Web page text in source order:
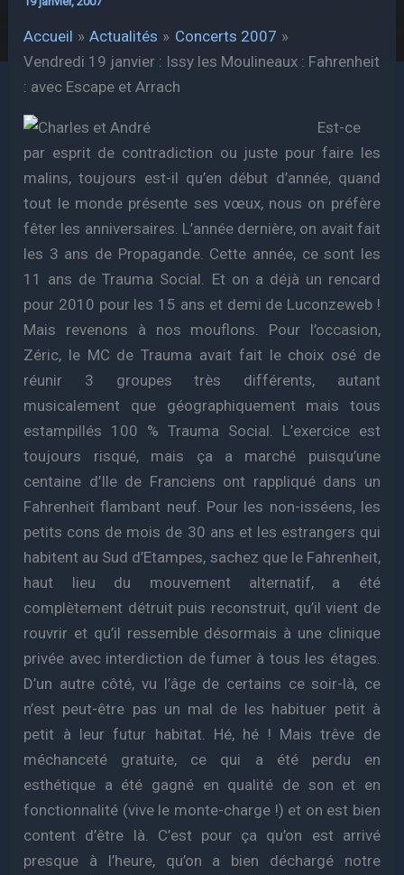
Accueil Actualités
Concerts 2007
Vendredi 19 janvier : Issy les Moulineaux : Fahrenheit
: avec Escape et Arrach
Est-ce
par esprit de contradiction ou juste pour faire les
malins, toujours est-il qu’en début d’année, quand
tout le monde présente ses vœux, nous on préfère
fêter les anniversaires. L’année dernière, on avait fait
les 3 ans de Propagande. Cette année, ce sont les
11 ans de Trauma Social. Et on a déjà un rencard
pour 2010 pour les 15 ans et demi de Luconzeweb !
Mais revenons à nos mouflons. Pour l’occasion,
Zéric, le MC de Trauma avait fait le choix osé de
réunir 3 groupes très différents, autant
musicalement que géographiquement mais tous
estampillés 100 % Trauma Social. L’exercice est
toujours risqué, mais ça a marché puisqu’une
centaine d’Ile de Franciens ont rappliqué dans un
Fahrenheit flambant neuf. Pour les non-isséens, les
petits cons de mois de 30 ans et les estrangers qui
habitent au Sud d’Etampes, sachez que le Fahrenheit,
haut lieu du mouvement alternatif, a été
complètement détruit puis reconstruit, qu’il vient de
rouvrir et qu’il ressemble désormais à une clinique
privée avec interdiction de fumer à tous les étages.
D’un autre côté, vu l’âge de certains ce soir-là, ce
n’est peut-être pas un mal de les habituer petit à
petit à leur futur habitat. Hé, hé ! Mais trêve de
méchanceté gratuite, ce qui a été perdu en
esthétique a été gagné en qualité de son et en
fonctionnalité (vive le monte-charge !) et on est bien
content d’être là. C’est pour ça qu’on est arrivé
presque à l’heure, qu’on a bien déchargé notre